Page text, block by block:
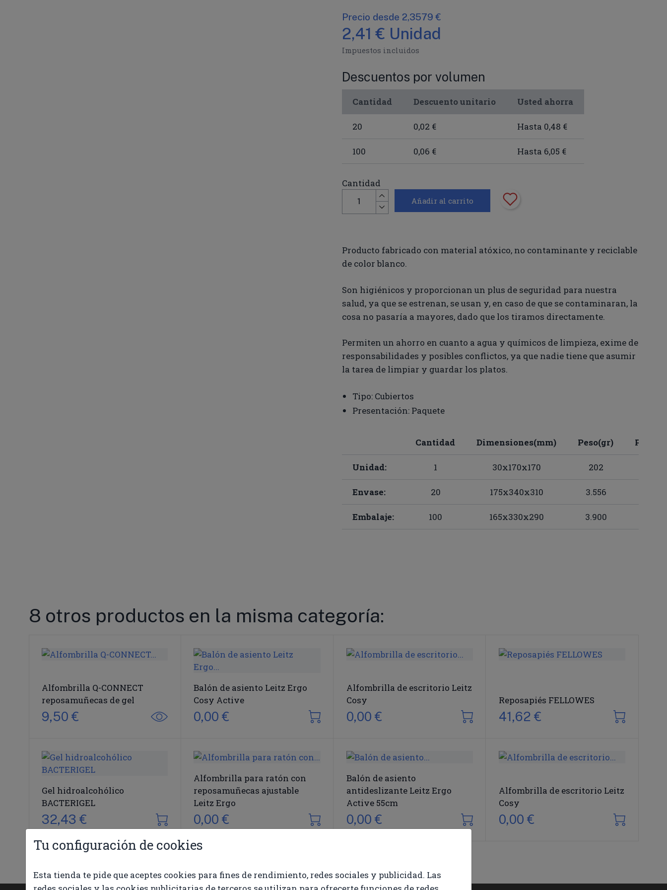
Precio desde 2,3579 €
2,41 € Unidad
Impuestos incluidos
Descuentos por volumen
Cantidad Descuento unitario Usted ahorra
20 0,02 € Hasta 0,48 €
100 0,06 € Hasta 6,05 €
Cantidad
Añadir al carrito
Producto fabricado con material atóxico, no contaminante y reciclable
de color blanco.
Son higiénicos y proporcionan un plus de seguridad para nuestra
salud, ya que se estrenan, se usan y, en caso de que se contaminaran, la
cosa no pasaría a mayores, dado que los tiramos directamente.
Permiten un ahorro en cuanto a agua y químicos de limpieza, exime de
responsabilidades y posibles conflictos, ya que nadie tiene que asumir
la tarea de limpiar y guardar los platos.
Tipo: Cubiertos
Presentación: Paquete
Cantidad Dimensiones(mm) Peso(gr)
Unidad: 1 30x170x170 202
Envase: 20 175x340x310 3.556
Embalaje: 100 165x330x290 3.900
8 otros productos en la misma categoría:
Alfombrilla Q-CONNECT
reposamuñecas de gel
9,50 €
Balón de asiento Leitz Ergo
Cosy Active
0,00 €
Alfombrilla de escritorio Leitz
Cosy
0,00 €
Reposapiés FELLOWES
41,62 €
Gel hidroalcohólico
BACTERIGEL
32,43 €
Alfombrilla para ratón con
reposamuñecas ajustable
Leitz Ergo
0,00 €
Balón de asiento
antideslizante Leitz Ergo
Active 55cm
0,00 €
Alfombrilla de escritorio Leitz
Cosy
0,00 €
Tu configuración de cookies
Esta tienda te pide que aceptes cookies para fines de rendimiento, redes sociales y publicidad. Las